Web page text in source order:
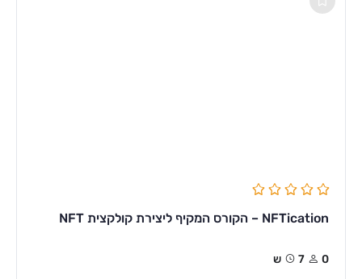
NFTication – הקורס המקיף ליצירת קולקצית NFT
0 7ש